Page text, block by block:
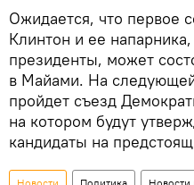
Ожидается, что первое
Клинтон и ее
президенты, может
в Майами. На
пройдет съезд
на котором будут
кандидаты на